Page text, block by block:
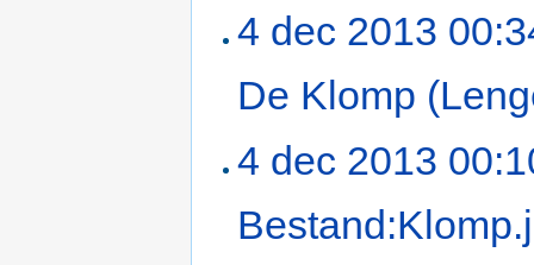
4 dec 2013
De Klomp
4 dec 2013